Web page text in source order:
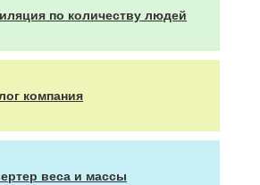
по количеству людей
компания
веса и массы